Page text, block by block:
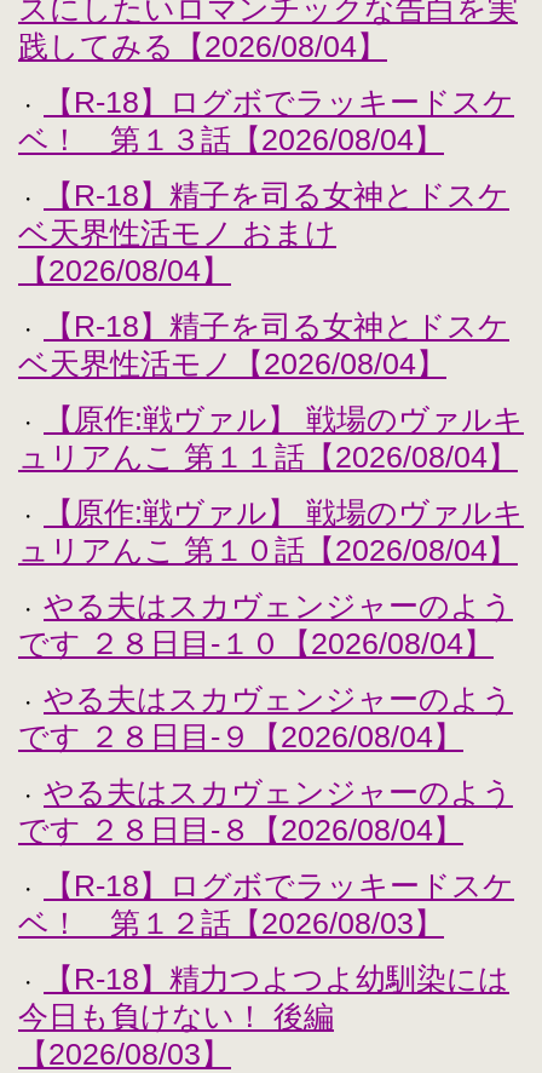
スにしたいロマンチックな告白を実
践してみる【2026/08/04】
・
【R-18】ログボでラッキードスケ
ベ！ 第１３話【2026/08/04】
・
【R-18】精子を司る女神とドスケ
ベ天界性活モノ おまけ
【2026/08/04】
・
【R-18】精子を司る女神とドスケ
ベ天界性活モノ【2026/08/04】
・
【原作:戦ヴァル】 戦場のヴァルキ
ュリアんこ 第１１話【2026/08/04】
・
【原作:戦ヴァル】 戦場のヴァルキ
ュリアんこ 第１０話【2026/08/04】
・
やる夫はスカヴェンジャーのよう
です ２８日目-１０【2026/08/04】
・
やる夫はスカヴェンジャーのよう
です ２８日目-９【2026/08/04】
・
やる夫はスカヴェンジャーのよう
です ２８日目-８【2026/08/04】
・
【R-18】ログボでラッキードスケ
ベ！ 第１２話【2026/08/03】
・
【R-18】精力つよつよ幼馴染には
今日も負けない！ 後編
【2026/08/03】